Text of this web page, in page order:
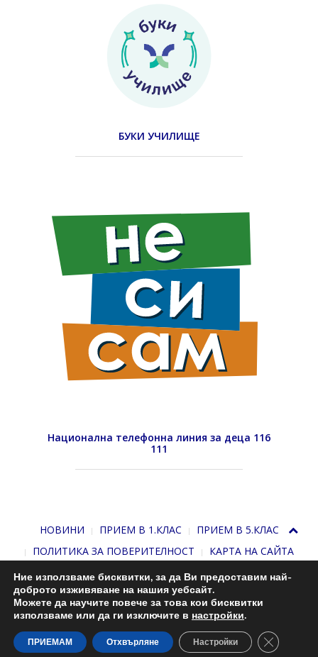
БУКИ УЧИЛИЩЕ
Национална телефонна линия за деца 116
111
НОВИНИ ПРИЕМ В 1.КЛАС
ПРИЕМ В 5.КЛАС
ПОЛИТИКА ЗА ПОВЕРИТЕЛНОСТ
КАРТА НА САЙТА
С подкрепата наНиколай Комнев. 2013-2026
Ние използваме бисквитки, за да Ви предоставим най-
доброто изживяване на нашия уебсайт.
Можете да научите повече за това кои бисквитки
използваме или да ги изключите в настройки.
ПРИЕМАМ Отхвърляне Настройки Close